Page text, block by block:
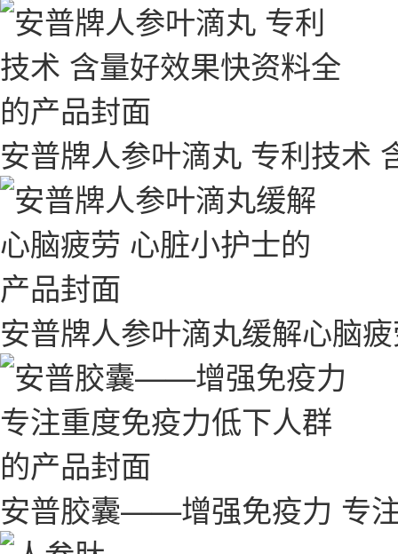
安普牌人参叶滴丸 专利技术
安普牌人参叶滴丸缓解心脑
安普胶囊——增强免疫力 专